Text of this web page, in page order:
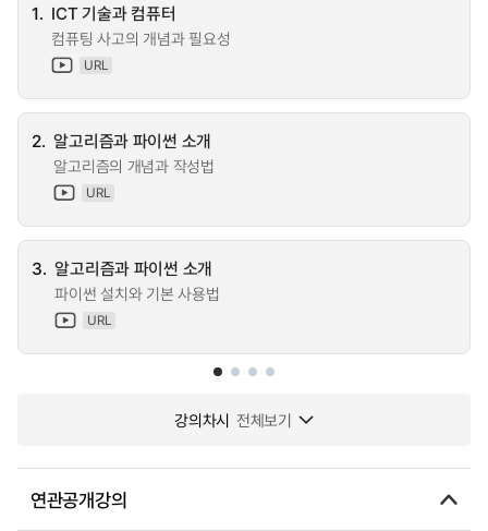
1. ICT 기술과 컴퓨터
컴퓨팅 사고의 개념과 필요성
URL
2. 알고리즘과 파이썬 소개
알고리즘의 개념과 작성법
URL
3. 알고리즘과 파이썬 소개
파이썬 설치와 기본 사용법
URL
강의차시 전체보기
연관공개강의